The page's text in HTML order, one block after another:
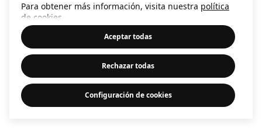
Para obtener más información, visita nuestra política
de cookies
Aceptar todas
Rechazar todas
Configuración de cookies